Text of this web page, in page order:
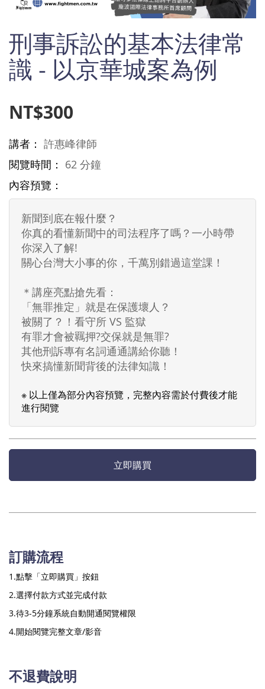
to
the
beginning
of
the
gallery
刑事訴訟的基本法律常
識 - 以京華城案為例
NT$300
講者： 許惠峰律師
閱覽時間： 62 分鐘
內容預覽：
新聞到底在報什麼？
你真的看懂新聞中的司法程序了嗎？一小時帶
你深入了解!
關心台灣大小事的你，千萬別錯過這堂課！
＊講座亮點搶先看：
「無罪推定」就是在保護壞人？
被關了？！看守所 VS 監獄
有罪才會被羈押?交保就是無罪?
其他刑訴專有名詞通通講給你聽！
快來搞懂新聞背後的法律知識！
※ 以上僅為部分內容預覽，完整內容需於付費後才能
進行閱覽
立即購買
訂購流程
1.點擊「立即購買」按鈕
2.選擇付款方式並完成付款
3.待3-5分鐘系統自動開通閱覽權限
4.開始閱覽完整文章/影音
不退費說明